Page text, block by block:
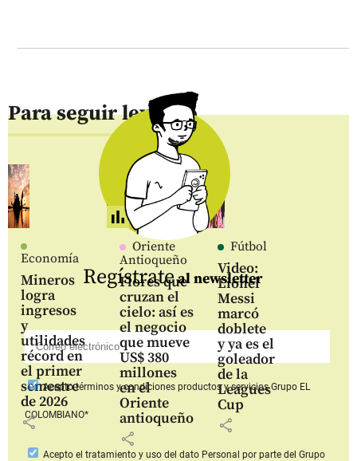
Para seguir leyendo
Economía
Mineros
logra
ingresos
y
utilidades
récord en
el primer
semestre
de 2026
share
Oriente
Antioqueño
Flores que
cruzan el
cielo: así es
el negocio
que mueve
US$ 380
millones
en el
Oriente
antioqueño
share
Fútbol
Video:
Lionel
Messi
marcó
doblete
y ya es el
goleador
de la
Leagues
Cup
share
Regístrateal newsletter
Aceptotérminos y condiciones productos y serviciosGrupo EL
COLOMBIANO*
Acepto el tratamiento y uso del dato Personal por parte del Grupo